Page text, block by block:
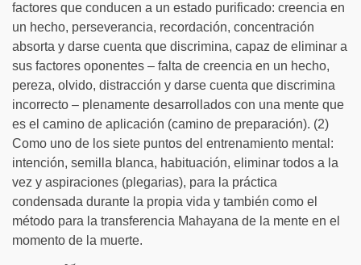
factores que conducen a un estado purificado: creencia en
un hecho, perseverancia, recordación, concentración
absorta y darse cuenta que discrimina, capaz de eliminar a
sus factores oponentes – falta de creencia en un hecho,
pereza, olvido, distracción y darse cuenta que discrimina
incorrecto – plenamente desarrollados con una mente que
es el camino de aplicación (camino de preparación). (2)
Como uno de los siete puntos del entrenamiento mental:
intención, semilla blanca, habituación, eliminar todos a la
vez y aspiraciones (plegarias), para la práctica
condensada durante la propia vida y también como el
método para la transferencia Mahayana de la mente en el
momento de la muerte.